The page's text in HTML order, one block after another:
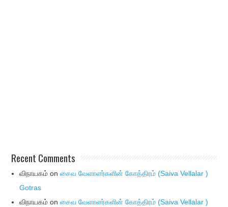
Recent Comments
விநாயகம் onசைவ வேளாளர்களின் கோத்திரம் (Saiva Vellalar )
Gotras
விநாயகம் onசைவ வேளாளர்களின் கோத்திரம் (Saiva Vellalar )